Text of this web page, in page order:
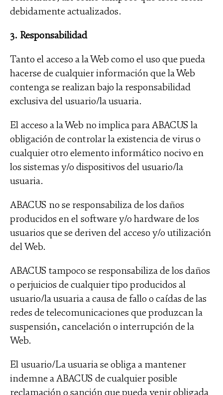
debidamente actualizados.
3. Responsabilidad
Tanto el acceso a la Web como el uso que pueda
hacerse de cualquier información que la Web
contenga se realizan bajo la responsabilidad
exclusiva del usuario/la usuaria.
El acceso a la Web no implica para ABACUS la
obligación de controlar la existencia de virus o
cualquier otro elemento informático nocivo en
los sistemas y/o dispositivos del usuario/la
usuaria.
ABACUS no se responsabiliza de los daños
producidos en el software y/o hardware de los
usuarios que se deriven del acceso y/o utilización
del Web.
ABACUS tampoco se responsabiliza de los daños
o perjuicios de cualquier tipo producidos al
usuario/la usuaria a causa de fallo o caídas de las
redes de telecomunicaciones que produzcan la
suspensión, cancelación o interrupción de la
Web.
El usuario/La usuaria se obliga a mantener
indemne a ABACUS de cualquier posible
reclamación o sanción que pueda venir obligada